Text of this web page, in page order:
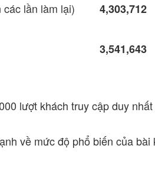
lần làm lại) 4,303,712
3,541,643
lượt khách truy cập duy
về mức độ phổ biến của bài